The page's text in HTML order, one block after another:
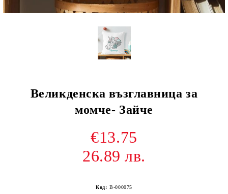
Великденска възглавница за
момче- Зайче
€13.75
26.89 лв.
Код: В-000075